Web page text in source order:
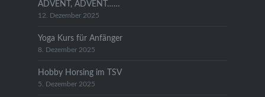
ADVENT, ADVENT……
12. Dezember 2025
Yoga Kurs für Anfänger
8. Dezember 2025
Hobby Horsing im TSV
5. Dezember 2025